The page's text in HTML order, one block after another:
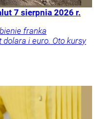
7 sierpnia 2026 r.
franka
i euro. Oto kursy